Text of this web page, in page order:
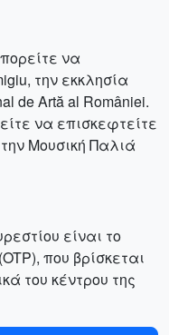
να
την εκκλησία
de Artă al României.
να επισκεφτείτε
Μουσική Παλιά
είναι το
που βρίσκεται
του κέντρου της